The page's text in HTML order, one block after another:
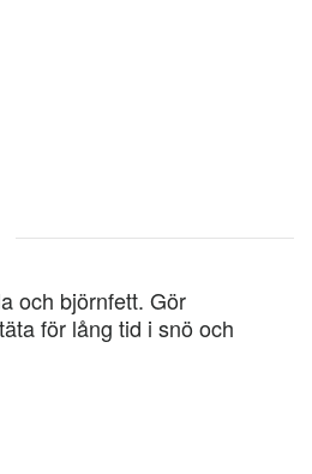
och björnfett. Gör
för lång tid i snö och